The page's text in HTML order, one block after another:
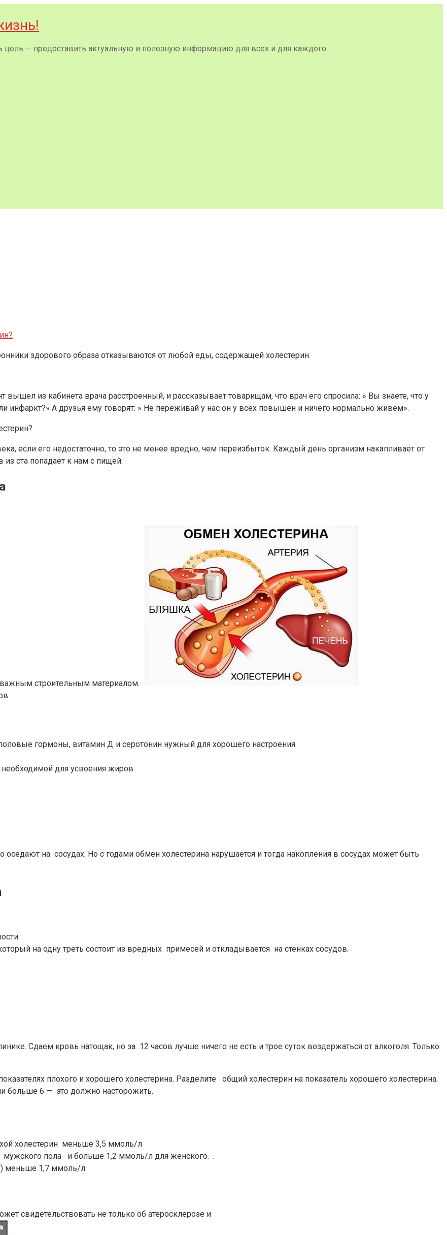
цель — предоставить актуальную и полезную информацию для всех и для каждого.
здорового образа отказываются от любой еды, содержащей холестерин.
из кабинета врача расстроенный, и рассказывает товарищам, что врач его спросила: » Вы знаете, что у
инфаркт?» А друзья ему говорят: » Не переживай у нас он у всех повышен и ничего нормально живем».
если его недостаточно, то это не менее вредно, чем переизбыток. Каждый день организм накапливает от
из ста попадает к нам с пищей.
важным строительным материалом.
гормоны, витамин Д и серотонин нужный для хорошего настроения.
для усвоения жиров.
оседают на сосудах. Но с годами обмен холестерина нарушается и тогда накопления в сосудах может быть
на одну треть состоит из вредных примесей и откладывается на стенках сосудов.
Сдаем кровь натощак, но за 12 часов лучше ничего не есть и трое суток воздержаться от алкоголя. Только
плохого и хорошего холестерина. Разделите общий холестерин на показатель хорошего холестерина.
больше 6 — это должно насторожить.
холестерин меньше 3,5 ммоль/л
пола и больше 1,2 ммоль/л для женского. .
меньше 1,7 ммоль/л.
свидетельствовать не только об атеросклерозе и